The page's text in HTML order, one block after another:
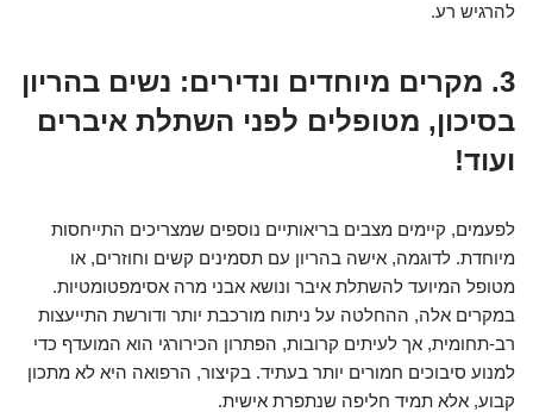
להרגיש רע.
3. מקרים מיוחדים ונדירים: נשים בהריון
בסיכון, מטופלים לפני השתלת איברים
ועוד!
לפעמים, קיימים מצבים בריאותיים נוספים שמצריכים התייחסות
מיוחדת. לדוגמה, אישה בהריון עם תסמינים קשים וחוזרים, או
מטופל המיועד להשתלת איבר ונושא אבני מרה אסימפטומטיות.
במקרים אלה, ההחלטה על ניתוח מורכבת יותר ודורשת התייעצות
רב-תחומית, אך לעיתים קרובות, הפתרון הכירורגי הוא המועדף כדי
למנוע סיבוכים חמורים יותר בעתיד. בקיצור, הרפואה היא לא מתכון
קבוע, אלא תמיד חליפה שנתפרת אישית.